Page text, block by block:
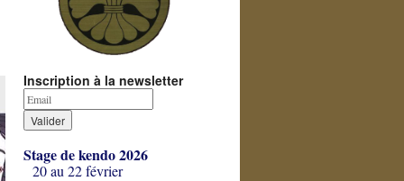
Inscription à la newsletter
Stage de kendo 2026
20 au 22 février